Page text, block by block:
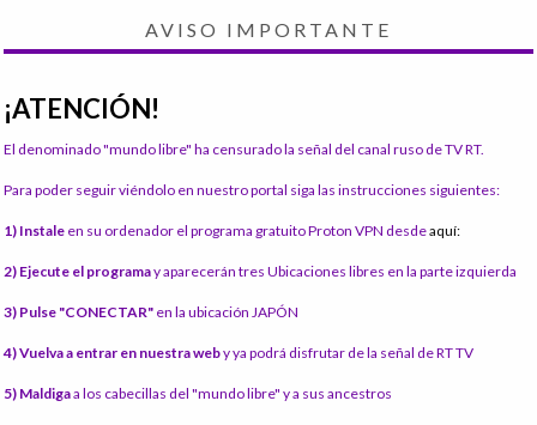
AVISO IMPORTANTE
¡ATENCIÓN!
El denominado "mundo libre" ha censurado la señal del canal ruso de TV RT.
Para poder seguir viéndolo en nuestro portal siga las instrucciones siguientes:
1) Instale en su ordenador el programa gratuito Proton VPN desdeaquí:
2) Ejecute el programay aparecerán tres Ubicaciones libres en la parte izquierda
3) Pulse "CONECTAR" en la ubicación JAPÓN
4) Vuelva a entrar en nuestra weby ya podrá disfrutar de la señal de RT TV
5) Maldigaa los cabecillas del "mundo libre" y a sus ancestros